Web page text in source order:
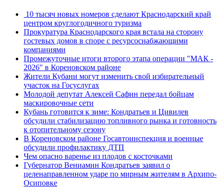
10 тысяч новых номеров сделают Краснодарский край
центром круглогодичного туризма
Прокуратура Краснодарского края встала на сторону
гостевых домов в споре с ресурсоснабжающими
компаниями
Промежуточные итоги второго этапа операции "МАК -
2026" в Кореновском районе
Жители Кубани могут изменить свой избирательный
участок на Госуслугах
Молодой депутат Алексей Сафин передал бойцам
маскировочные сети
Кубань готовится к зиме: Кондратьев и Цивилев
обсудили стабилизацию топливного рынка и готовность
к отопительному сезону
В Кореновском районе Госавтоинспекция и военные
обсудили профилактику ДТП
Чем опасно варенье из плодов с косточками
Губернатор Вениамин Кондратьев заявил о
целенаправленном ударе по мирным жителям в Архипо-
Осиповке